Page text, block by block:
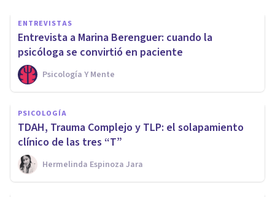
ENTREVISTAS
Entrevista a Marina Berenguer: cuando la
psicóloga se convirtió en paciente
Psicología Y Mente
PSICOLOGÍA
TDAH, Trauma Complejo y TLP: el solapamiento
clínico de las tres “T”
Hermelinda Espinoza Jara